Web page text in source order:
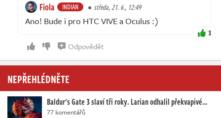
Fiola INDIAN středa, 21. 6., 12:49
Ano! Bude i pro HTC VIVE a Oculus :)
3
Odpovědět
NEPŘEHLÉDNĚTE
Baldur's Gate 3 slaví tři roky. Larian odhalil překvapivé…
77 komentářů